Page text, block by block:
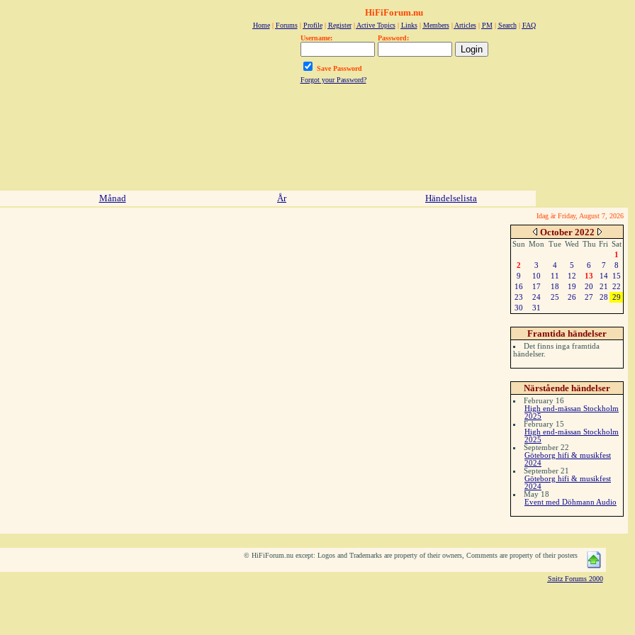
HiFiForum.nu
Home| Forums| Profile| Register| Active Topics| Links| Members| Articles| PM| Search| FAQ
Username:
Password:
Save Password
Forgot your Password?
Månad År Händelselista
Idag är Friday, August 7, 2026
October 2022
Sun Mon Tue Wed Thu Fri Sat
1
2
3 4 5 6 7
8
9
10 11 12 13 14
15
16
17 18 19 20 21
22
23
24 25 26 27 28 29
30
31
Framtida händelser
Det finns inga framtida
händelser.
Närstående händelser
February 16
High end-mässan Stockholm
2025
February 15
High end-mässan Stockholm
2025
September 22
Göteborg hifi & musikfest
2024
September 21
Göteborg hifi & musikfest
2024
May 18
Event med Döhmann Audio
© HiFiForum.nu except: Logos and Trademarks are property of their owners, Comments are property of their posters
Snitz Forums 2000